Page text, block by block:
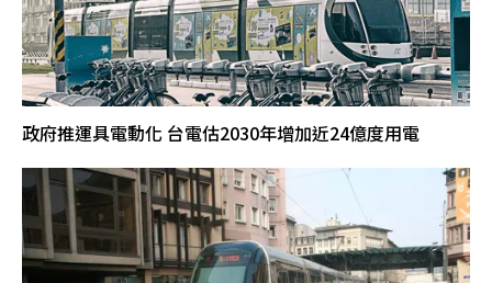
政府推運具電動化 台電估2030年增加近24億度用電